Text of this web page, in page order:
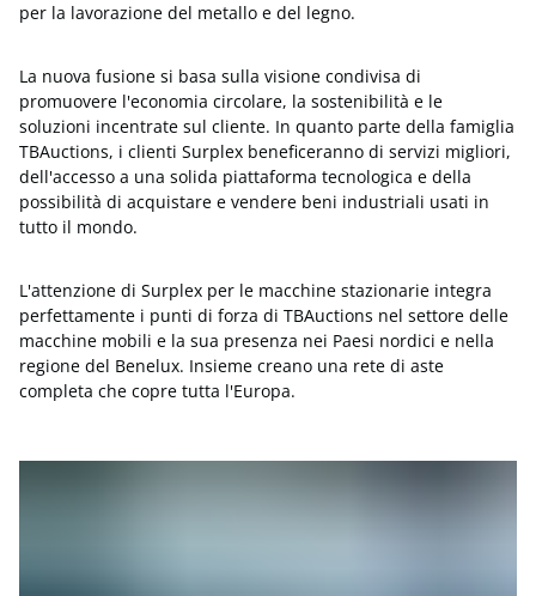
per la lavorazione del metallo e del legno.
La nuova fusione si basa sulla visione condivisa di
promuovere l'economia circolare, la sostenibilità e le
soluzioni incentrate sul cliente. In quanto parte della famiglia
TBAuctions, i clienti Surplex beneficeranno di servizi migliori,
dell'accesso a una solida piattaforma tecnologica e della
possibilità di acquistare e vendere beni industriali usati in
tutto il mondo.
L'attenzione di Surplex per le macchine stazionarie integra
perfettamente i punti di forza di TBAuctions nel settore delle
macchine mobili e la sua presenza nei Paesi nordici e nella
regione del Benelux. Insieme creano una rete di aste
completa che copre tutta l'Europa.